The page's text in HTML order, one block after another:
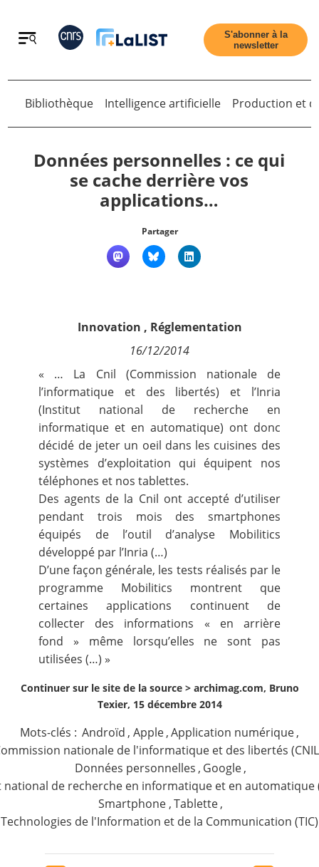
Retour
Nous suivre
S'abonner à la
newsletter
Retour
Bibliothèque Intelligence artificielle Production et
Données personnelles : ce qui
se cache derrière vos
applications…
Partager
Innovation , Réglementation
16/12/2014
« … La Cnil (Commission nationale de
l’informatique et des libertés) et l’Inria
(Institut national de recherche en
informatique et en automatique) ont donc
décidé de jeter un oeil dans les cuisines des
systèmes d’exploitation qui équipent nos
téléphones et nos tablettes.
Des agents de la Cnil ont accepté d’utiliser
pendant trois mois des smartphones
équipés de l’outil d’analyse Mobilitics
développé par l’Inria (…)
D’une façon générale, les tests réalisés par le
programme Mobilitics montrent que
certaines applications continuent de
collecter des informations « en arrière
fond » même lorsqu’elles ne sont pas
utilisées (…) »
Continuer sur le site de la source > archimag.com, Bruno
Texier, 15 décembre 2014
Mots-clés : Androïd , Apple ,Application numérique,
nationale de l'informatique et des libertés
Données personnelles , Google,
de recherche en informatique et en automatique
Smartphone ,Tablette,
Technologies de l'Information et de la Communication (TIC)